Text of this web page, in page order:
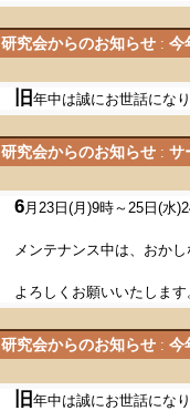
研究会からのお知らせ : 今
旧年中は誠にお世話にな
研究会からのお知らせ : サ
6 月23日(月)9時～25日(水
メンテナンス中は、おか
よろしくお願いいたします
研究会からのお知らせ : 今
旧年中は誠にお世話にな